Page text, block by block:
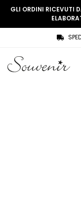
SHOP
Souvenir Privée
THREE WOMEN, ONE
GLI ORDINI RICEVUTI